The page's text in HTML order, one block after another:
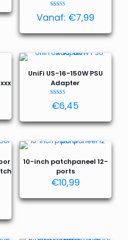
4.25
Vanaf: €7,99
UniFi US-16-150W PSU
Adapter
5.00
uit 5
€6,45
10-inch patchpaneel 12-
ports
€10,99